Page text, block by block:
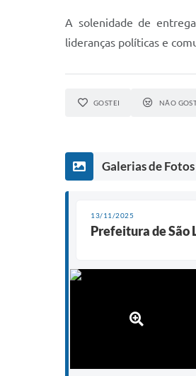
A solenidade de
lideranças políticas e
GOSTEI NÃO
Galerias de
13/11/2025
Prefeitura de São